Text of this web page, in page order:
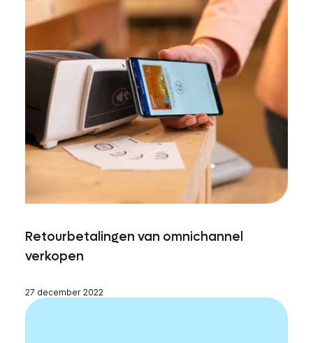
Retourbetalingen van omnichannel
verkopen
27 december 2022